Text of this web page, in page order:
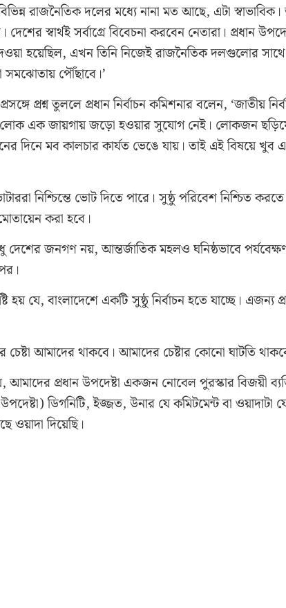
রাজনৈতিক দলের মধ্যে নানা মত আছে, এটা
স্বার্থই সর্বাগ্রে বিবেচনা করবেন নেতারা। প্রধান
হয়েছিল, এখন তিনি নিজেই রাজনৈতিক দলগুলোর
সমঝোতায় পৌঁছাবে।’
প্রশ্ন তুললে প্রধান নির্বাচন কমিশনার বলেন, ‘জাতীয়
এক জায়গায় জড়ো হওয়ার সুযোগ নেই। লোকজন
দিনে মব কালচার কার্যত ভেঙে যায়। তাই এই বিষয়ে খুব
নিশ্চিন্তে ভোট দিতে পারে। সুষ্ঠু পরিবেশ নিশ্চিত করতে
করা হবে।
দেশের জনগণ নয়, আন্তর্জাতিক মহলও ঘনিষ্ঠভাবে
যে, বাংলাদেশে একটি সুষ্ঠু নির্বাচন হতে যাচ্ছে। এজন্য
আমাদের থাকবে। আমাদের চেষ্টার কোনো ঘাটতি
প্রধান উপদেষ্টা একজন নোবেল পুরস্কার বিজয়ী
ডিগনিটি, ইজ্জত, উনার যে কমিটমেন্ট বা ওয়াদাটা
ওয়াদা দিয়েছি।